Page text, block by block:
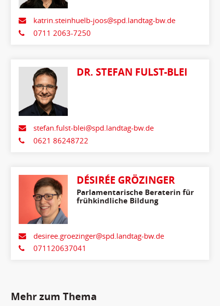
katrin.steinhuelb-joos@spd.landtag-bw.de
0711 2063-7250
DR. STEFAN FULST-BLEI
stefan.fulst-blei@spd.landtag-bw.de
0621 86248722
DÉSIRÉE GRÖZINGER
Parlamentarische Beraterin für
frühkindliche Bildung
desiree.groezinger@spd.landtag-bw.de
071120637041
Mehr zum Thema